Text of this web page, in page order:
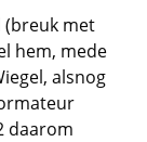
(breuk met
hem, mede
alsnog
daarom